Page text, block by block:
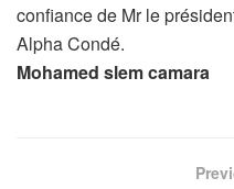
confiance de Mr le
Alpha Condé.
Mohamed slem camara